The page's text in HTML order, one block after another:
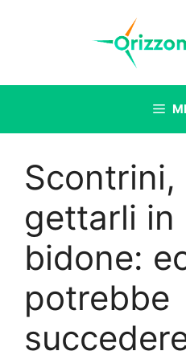
Scontrini,
gettarli in
bidone:
potrebbe